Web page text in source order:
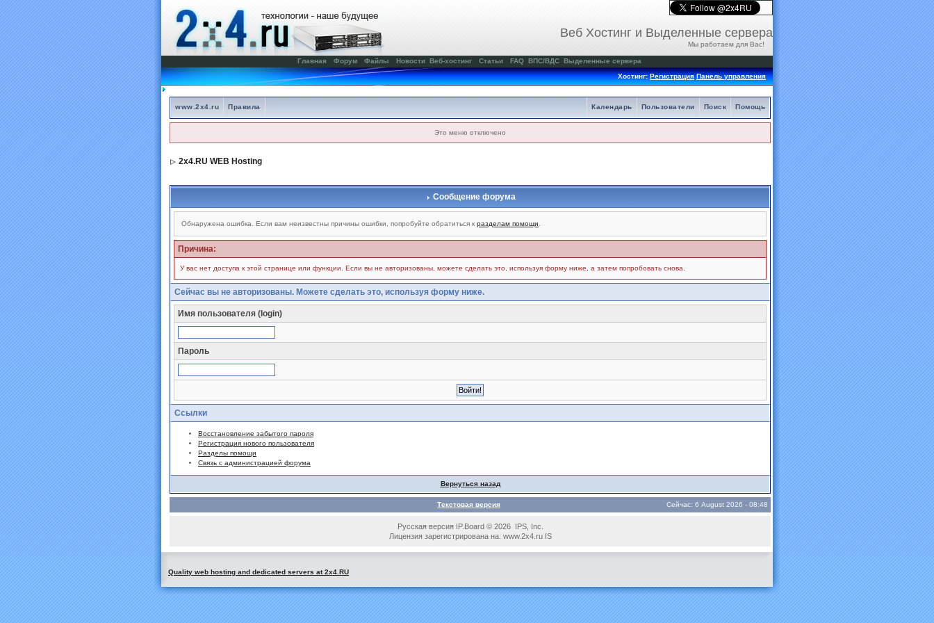
Веб Хостинг и Выделенные сервера
Мы работаем для Вас!
Главная Форум Файлы Новости Веб-хостинг Статьи FAQ ВПС/ВДС Выделенные сервера
Хостинг:Регистрация Панель управления
www.2x4.ru Правила Помощь
Поиск
Пользователи
Календарь
Это меню отключено
2x4.RU WEB Hosting
Сообщение форума
Обнаружена ошибка. Если вам неизвестны причины ошибки, попробуйте обратиться к разделам помощи
Причина:
У вас нет доступа к этой странице или функции. Если вы не авторизованы, можете сделать это, используя форму ниже, а затем попробовать снова.
Сейчас вы не авторизованы. Можете сделать это, используя форму ниже.
Имя пользователя (login)
Пароль
Ссылки
Восстановление забытого пароля
Регистрация нового пользователя
Разделы помощи
Связь с администрацией форума
Вернуться назад
Текстовая версия Сейчас: 6 August 2026 - 08:48
Русская версия IP.Board © 2026 IPS, Inc.
Лицензия зарегистрирована на: www.2x4.ru IS
Quality web hosting and dedicated servers at 2x4.RU